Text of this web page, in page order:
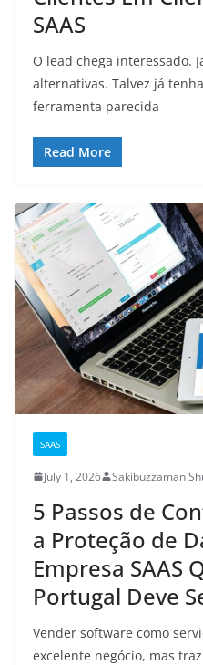
SAAS
O lead chega interessado.
alternativas. Talvez já
ferramenta parecida
Read More
SAAS
July 1, 2026 Sakibuzzaman
5 Passos de
a Proteção de
Empresa SAAS
Portugal Deve
Vender software como
excelente negócio, mas